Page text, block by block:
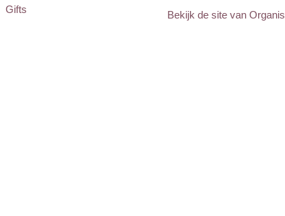
Gifts Bekijk de site van